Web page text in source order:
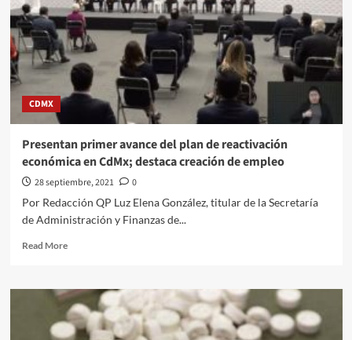
700
muertes
en
24
horas
CDMX
Presentan primer avance del plan de reactivación
económica en CdMx; destaca creación de empleo
28 septiembre, 2021
0
Por Redacción QP Luz Elena González, titular de la Secretaría
de Administración y Finanzas de...
Read MoreRead
Presentan
primer
avance
del